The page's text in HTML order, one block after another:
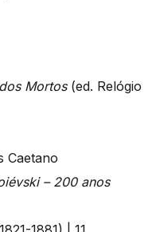
Mortos(ed. Relógio
Caetano
– 200 anos